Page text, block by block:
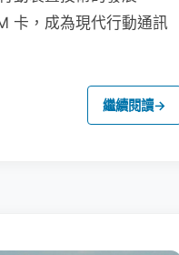
卡，成為現代行動通訊
繼續閱讀→